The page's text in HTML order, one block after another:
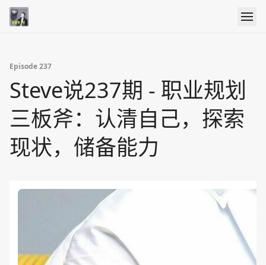
Episode 237
Steve说237期 - 职业规划
三板斧：认清自己，探索
现状，储备能力